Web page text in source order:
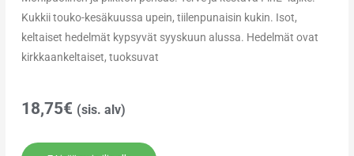
Kukkii touko-kesäkuussa upein, tiilenpunaisin kukin. Isot,
keltaiset hedelmät kypsyvät syyskuun alussa. Hedelmät ovat
kirkkaankeltaiset, tuoksuvat
18,75€ (sis. alv)